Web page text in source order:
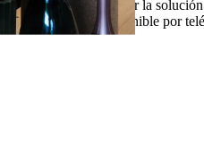
te ayudará a encontrar la
equipo está disponible por